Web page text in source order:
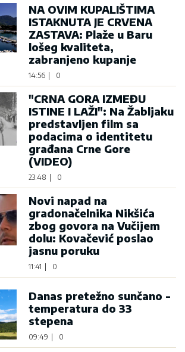
NA OVIM KUPALIŠTIMA
ISTAKNUTA JE CRVENA
ZASTAVA: Plaže u Baru
lošeg kvaliteta,
zabranjeno kupanje
14:56 | 0
"CRNA GORA IZMEĐU
ISTINE I LAŽI": Na Žabljaku
predstavljen film sa
podacima o identitetu
građana Crne Gore
(VIDEO)
23:48 | 0
Novi napad na
gradonačelnika Nikšića
zbog govora na Vučijem
dolu: Kovačević poslao
jasnu poruku
11:41 | 0
Danas pretežno sunčano -
temperatura do 33
stepena
09:49 | 0